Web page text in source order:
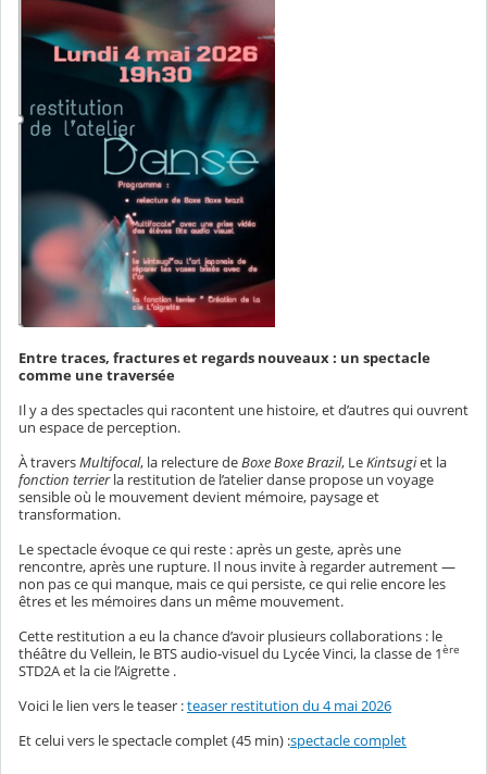
Entre traces, fractures et regards nouveaux : un spectacle
comme une traversée
Il y a des spectacles qui racontent une histoire, et d’autres qui ouvrent
un espace de perception.
À traversMultifocal, la relecture deBoxe Boxe Brazil, LeKintsugiet la
fonction terrierla restitution de l’atelier danse propose un voyage
sensible où le mouvement devient mémoire, paysage et
transformation.
Le spectacle évoque ce qui reste : après un geste, après une
rencontre, après une rupture. Il nous invite à regarder autrement —
non pas ce qui manque, mais ce qui persiste, ce qui relie encore les
êtres et les mémoires dans un même mouvement.
Cette restitution a eu la chance d’avoir plusieurs collaborations : le
théâtre du Vellein, le BTS audio-visuel du Lycée Vinci, la classe de 1ère
STD2A et la cie l’Aigrette .
Voici le lien vers le teaser :teaser restitution du 4 mai 2026
Et celui vers le spectacle complet (45 min) :spectacle complet